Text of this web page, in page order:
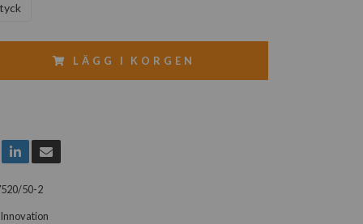
LÄGG I KORGEN
50-2